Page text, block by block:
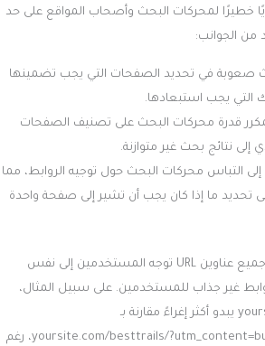
خطيرًا لمحركات البحث وأصحاب المواقع على حد
من الجوانب:
صعوبة في تحديد الصفحات التي يجب تضمينها
التي يجب استبعادها.
قدرة محركات البحث على تصنيف الصفحات
نتائج بحث غير متوازنة.
إلى التباس محركات البحث حول توجيه الروابط، مما
تحديد ما إذا كان يجب أن تشير إلى صفحة واحدة
بالإضافة إلى ذلك، إذا كانت جميع عناوين URL توجه المستخدمين إلى نفس
غير جذاب للمستخدمين. على سبيل المثال،
الرابط yoursite.com/besttrails يبدو أكثر إغراءً مقارنة بـ
yoursite.com/besttrails/?utm_content=buffer&utm_medium=social، رغم